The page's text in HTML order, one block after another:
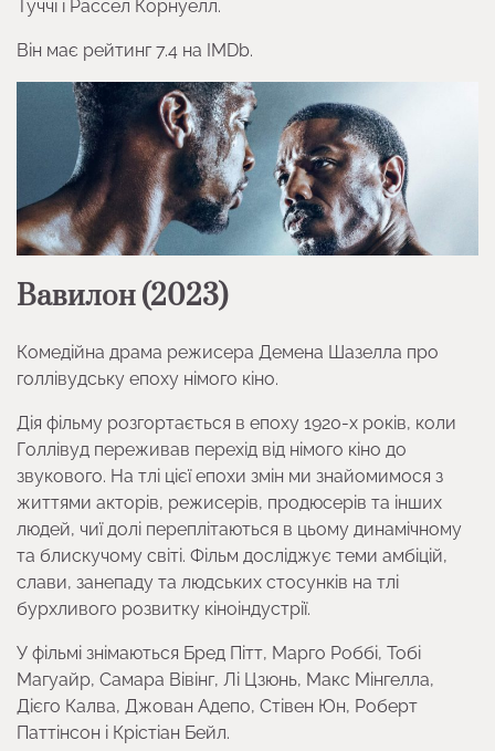
Туччі і Рассел Корнуелл.
Він має рейтинг 7.4 на IMDb.
Вавилон (2023)
Комедійна драма режисера Демена Шазелла про
голлівудську епоху німого кіно.
Дія фільму розгортається в епоху 1920-х років, коли
Голлівуд переживав перехід від німого кіно до
звукового. На тлі цієї епохи змін ми знайомимося з
життями акторів, режисерів, продюсерів та інших
людей, чиї долі переплітаються в цьому динамічному
та блискучому світі. Фільм досліджує теми амбіцій,
слави, занепаду та людських стосунків на тлі
бурхливого розвитку кіноіндустрії.
У фільмі знімаються Бред Пітт, Марго Роббі, Тобі
Магуайр, Самара Вівінг, Лі Цзюнь, Макс Мінгелла,
Дієго Калва, Джован Адепо, Стівен Юн, Роберт
Паттінсон і Крістіан Бейл.